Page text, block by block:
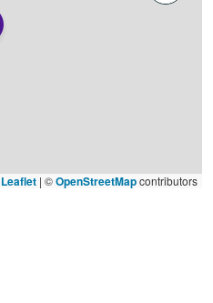
Leaflet | ©OpenStreetMapcontributors